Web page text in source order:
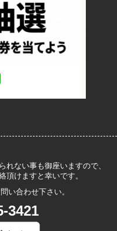
れない事も御座いますので、
頂けますと幸いです。
い合わせ下さい。
3421